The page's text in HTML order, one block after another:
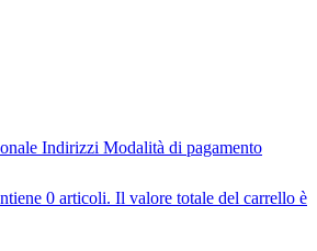
Indirizzi Modalità di pagamento
0 articoli. Il valore totale del carrello è